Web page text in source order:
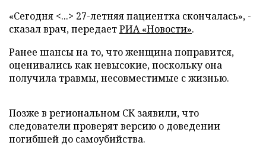
«Сегодня <...> 27-летняя пациентка скончалась», -
сказал врач, передаетРИА «Новости».
Ранее шансы на то, что женщина поправится,
оценивались как невысокие, поскольку она
получила травмы, несовместимые с жизнью.
Позже в региональном СК заявили, что
следователи проверят версию о доведении
погибшей до самоубийства.